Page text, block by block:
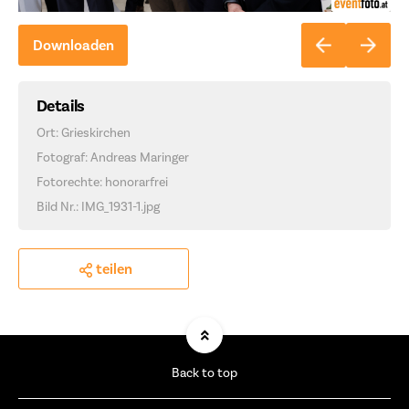
Downloaden
Details
Ort: Grieskirchen
Fotograf: Andreas Maringer
Fotorechte: honorarfrei
Bild Nr.: IMG_1931-1.jpg
teilen
Back to top